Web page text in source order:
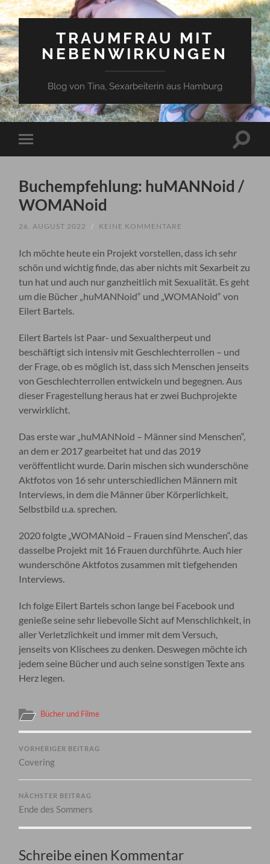
TRAUMFRAU MIT
NEBENWIRKUNGEN
Blog von Tina, Sexarbeiterin aus Hamburg
Mobile-
Menü
Buchempfehlung: huMANNoid /
WOMANoid
26. AUGUST 2022 / KEINE KOMMENTARE
Ich möchte heute ein Projekt vorstellen, dass ich sehr
schön und wichtig finde, das aber nichts mit Sexarbeit zu
tun hat und auch nur ganzheitlich mit Sexualität. Es geht
um die Bücher „huMANNoid“ und „WOMANoid“ von
Eilert Bartels.
Eilert Bartels ist Paar- und Sexualtherpeut und
beschäftigt sich intensiv mit Geschlechterrollen – und
der Frage, ob es möglich ist, dass sich Menschen jenseits
von Geschlechterrollen entwickeln und begegnen. Aus
dieser Fragestellung heraus hat er zwei Buchprojekte
verwirklicht.
Das erste war „huMANNoid – Männer sind Menschen“,
an dem er 2017 gearbeitet hat und das 2019
veröffentlicht wurde. Darin mischen sich wunderschöne
Aktfotos von 16 sehr unterschiedlichen Männern mit
Interviews, in dem die Männer über Körperlichkeit,
Selbstbild u.a. sprechen.
2020 folgte „WOMANoid – Frauen sind Menschen“, das
dasselbe Projekt mit 16 Frauen durchführte. Auch hier
wunderschöne Aktfotos zusammen mit tiefgehenden
Interviews.
Ich folge Eilert Bartels schon lange bei Facebook und
genieße seine sehr liebevolle Sicht auf Menschlichkeit, in
aller Verletzlichkeit und immer mit dem Versuch,
jenseits von Klischees zu denken. Deswegen möchte ich
jedem seine Bücher und auch seine sonstigen Texte ans
Herz legen.
Bücher und Filme
VORHERIGER BEITRAG
Covering
NÄCHSTER BEITRAG
Ende des Sommers
Schreibe einen Kommentar